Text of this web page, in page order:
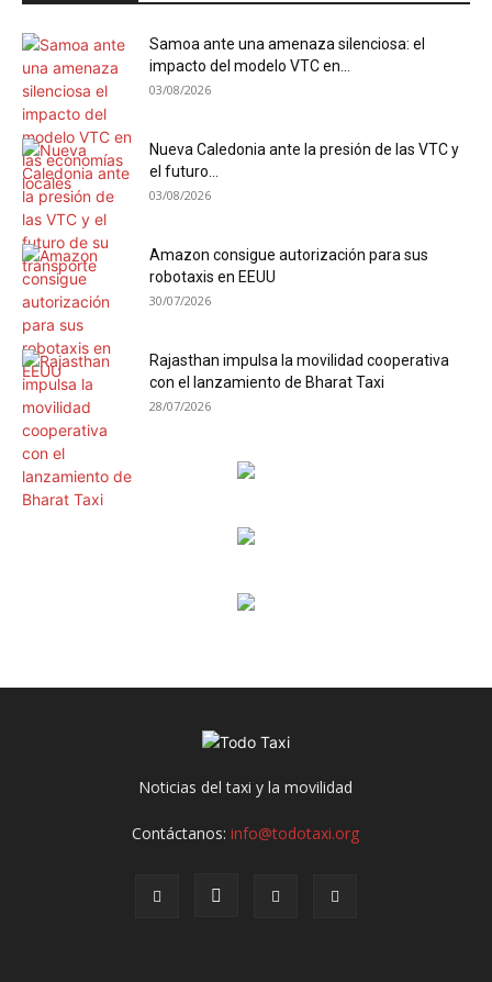
Samoa ante una amenaza silenciosa: el
impacto del modelo VTC en...
03/08/2026
Nueva Caledonia ante la presión de las VTC y
el futuro...
03/08/2026
Amazon consigue autorización para sus
robotaxis en EEUU
30/07/2026
Rajasthan impulsa la movilidad cooperativa
con el lanzamiento de Bharat Taxi
28/07/2026
Noticias del taxi y la movilidad
Contáctanos:info@todotaxi.org